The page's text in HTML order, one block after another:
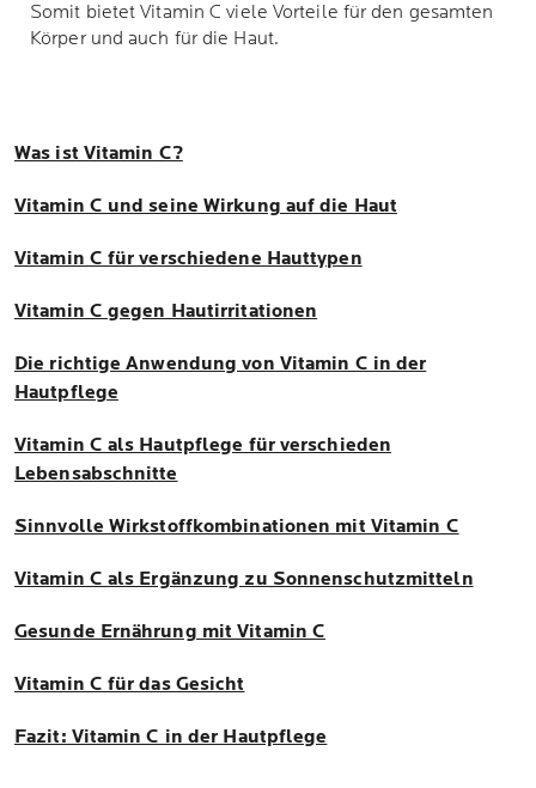
Somit bietet Vitamin C viele Vorteile für den gesamten
Körper und auch für die Haut.
Was ist Vitamin C?
Vitamin C und seine Wirkung auf die Haut
Vitamin C für verschiedene Hauttypen
Vitamin C gegen Hautirritationen
Die richtige Anwendung von Vitamin C in der
Hautpflege
Vitamin C als Hautpflege für verschieden
Lebensabschnitte
Sinnvolle Wirkstoffkombinationen mit Vitamin C
Vitamin C als Ergänzung zu Sonnenschutzmitteln
Gesunde Ernährung mit Vitamin C
Vitamin C für das Gesicht
Fazit: Vitamin C in der Hautpflege